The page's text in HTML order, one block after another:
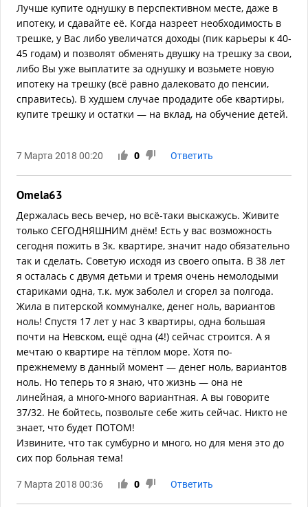
Лучше купите однушку в перспективном месте, даже в
ипотеку, и сдавайте её. Когда назреет необходимость в
трешке, у Вас либо увеличатся доходы (пик карьеры к 40-
45 годам) и позволят обменять двушку на трешку за свои,
либо Вы уже выплатите за однушку и возьмете новую
ипотеку на трешку (всё равно далековато до пенсии,
справитесь). В худшем случае продадите обе квартиры,
купите трешку и остатки — на вклад, на обучение детей.
7 Марта 2018 00:20 0 Ответить
Omela63
Держалась весь вечер, но всё-таки выскажусь. Живите
только СЕГОДНЯШНИМ днём! Есть у вас возможность
сегодня пожить в 3к. квартире, значит надо обязательно
так и сделать. Советую исходя из своего опыта. В 38 лет
я осталась с двумя детьми и тремя очень немолодыми
стариками одна, т.к. муж заболел и сгорел за полгода.
Жила в питерской коммуналке, денег ноль, вариантов
ноль! Спустя 17 лет у нас 3 квартиры, одна большая
почти на Невском, ещё одна (4!) сейчас строится. А я
мечтаю о квартире на тёплом море. Хотя по-
прежнемему в данный момент — денег ноль, вариантов
ноль. Но теперь то я знаю, что жизнь — она не
линейная, а много-много вариантная. А вы говорите
37/32. Не бойтесь, позвольте себе жить сейчас. Никто не
знает, что будет ПОТОМ!
Извините, что так сумбурно и много, но для меня это до
сих пор больная тема!
7 Марта 2018 00:36 0 Ответить